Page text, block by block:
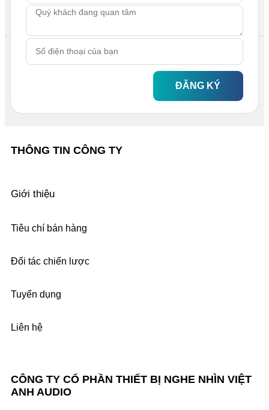
ĐĂNG KÝ
CÔNG TY CỔ PHẦN THIẾT BỊ NGHE NHÌN VIỆT
ANH AUDIO
THÔNG TIN CÔNG TY
Giới thiệu
Tiêu chí bán hàng
Đối tác chiến lược
Tuyển dụng
Liên hệ